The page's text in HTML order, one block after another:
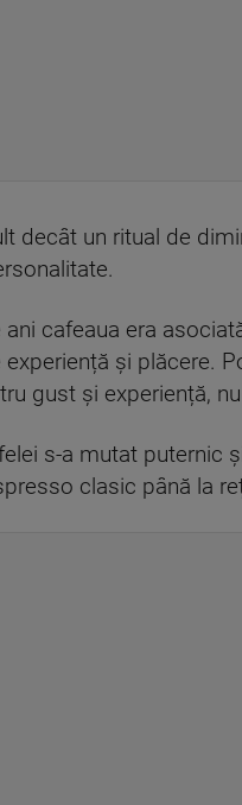
decât un ritual de
cafeaua era
și plăcere.
gust și experiență,
s-a mutat puternic
clasic până la